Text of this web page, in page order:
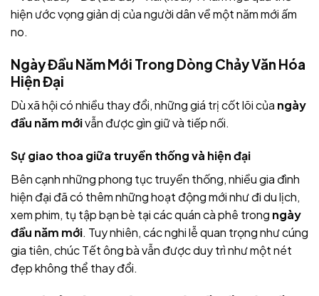
hiện ước vọng giản dị của người dân về một năm mới ấm
no.
Ngày Đầu Năm Mới Trong Dòng Chảy Văn Hóa
Hiện Đại
Dù xã hội có nhiều thay đổi, những giá trị cốt lõi của ngày
đầu năm mớivẫn được gìn giữ và tiếp nối.
Sự giao thoa giữa truyền thống và hiện đại
Bên cạnh những phong tục truyền thống, nhiều gia đình
hiện đại đã có thêm những hoạt động mới như đi du lịch,
xem phim, tụ tập bạn bè tại các quán cà phê trong ngày
đầu năm mới. Tuy nhiên, các nghi lễ quan trọng như cúng
gia tiên, chúc Tết ông bà vẫn được duy trì như một nét
đẹp không thể thay đổi.